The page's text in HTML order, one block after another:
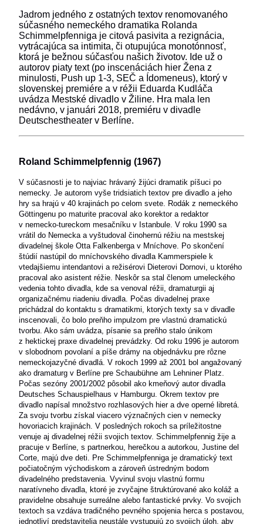
Jadrom jedného z ostatných textov renomovaného
súčasného nemeckého dramatika Rolanda
Schimmelpfenniga je citová pasivita a rezignácia,
vytrácajúca sa intimita, či otupujúca monotónnosť,
ktorá je bežnou súčasťou našich životov. Ide už o
autorov piaty text (po inscenáciách hier Žena z
minulosti, Push up 1-3, SEČ a Ídomeneus), ktorý v
slovenskej premiére a v réžii Eduarda Kudláča
uvádza Mestské divadlo v Žiline. Hra mala len
nedávno, v januári 2018, premiéru v divadle
Deutschestheater v Berlíne.
Roland Schimmelpfennig (1967)
V súčasnosti je to najviac hrávaný žijúci dramatik píšuci po
nemecky. Je autorom vyše tridsiatich textov pre divadlo a jeho
hry sa hrajú v 40 krajinách po celom svete. Rodák z nemeckého
Göttingenu po maturite pracoval ako korektor a redaktor
v nemecko-tureckom mesačníku v Istanbule. V roku 1990 sa
vrátil do Nemecka a vyštudoval činohernú réžiu na mestskej
divadelnej škole Otta Falkenberga v Mníchove. Po skončení
štúdií nastúpil do mníchovského divadla Kammerspiele k
vtedajšiemu intendantovi a režisérovi Dieterovi Dornovi, u ktorého
pracoval ako asistent réžie. Neskôr sa stal členom umeleckého
vedenia tohto divadla, kde sa venoval réžii, dramaturgii aj
organizačnému riadeniu divadla. Počas divadelnej praxe
prichádzal do kontaktu s dramatikmi, ktorých texty sa v divadle
inscenovali, čo bolo preňho impulzom pre vlastnú dramatickú
tvorbu. Ako sám uvádza, písanie sa preňho stalo únikom
z hektickej praxe divadelnej prevádzky. Od roku 1996 je autorom
v slobodnom povolaní a píše drámy na objednávku pre rôzne
nemeckojazyčné divadlá. V rokoch 1999 až 2001 bol angažovaný
ako dramaturg v Berlíne pre Schaubühne am Lehniner Platz.
Počas sezóny 2001/2002 pôsobil ako kmeňový autor divadla
Deutsches Schauspielhaus v Hamburgu. Okrem textov pre
divadlo napísal množstvo rozhlasových hier a dve operné libretá.
Za svoju tvorbu získal viacero význačných cien v nemecky
hovoriacich krajinách. V posledných rokoch sa príležitostne
venuje aj divadelnej réžii svojich textov. Schimmelpfennig žije a
pracuje v Berlíne, s partnerkou, herečkou a autorkou, Justine del
Corte, majú dve deti. Pre Schimmelpfenniga je dramatický text
počiatočným východiskom a zároveň ústredným bodom
divadelného predstavenia. Vyvinul svoju vlastnú formu
naratívneho divadla, ktoré je zvyčajne štruktúrované ako koláž a
pravidelne obsahuje surreálne alebo fantastické prvky. Vo svojich
textoch sa vzdáva tradičného pevného spojenia herca s postavou,
jednotliví predstavitelia neustále vystupujú zo svojich úloh, aby